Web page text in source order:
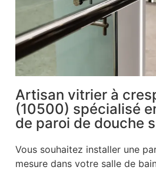
Artisan vitrier à
(10500) spécialisé
de paroi de douche
Vous souhaitez installer une
mesure dans votre salle de